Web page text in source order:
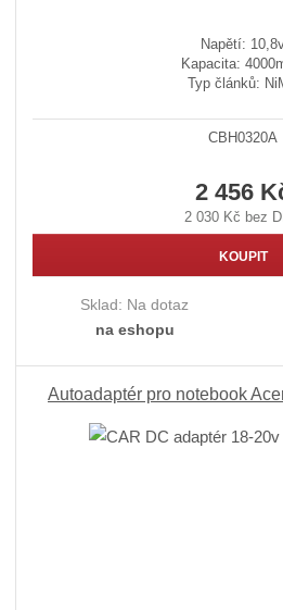
Napětí:
Kapacita:
Typ článků:
CBH0320A
2 456
2 030 Kč bez
KOUPIT
Sklad: Na dotaz
na eshopu
Autoadaptér pro notebook